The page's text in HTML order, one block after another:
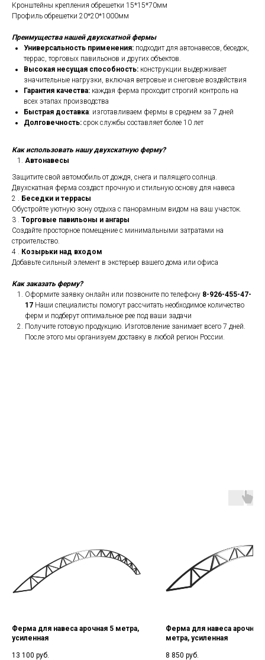
Кронштейны крепления обрешетки 15*15*70мм
Профиль обрешетки 20*20*1000мм
Преимущества нашей двухскатной фермы
Универсальность применения: подходит для автонавесов, беседок,
террас, торговых павильонов и других объектов.
Высокая несущая способность: конструкции выдерживает
значительные нагрузки, включая ветровые и снеговые воздействия
Гарантия качества: каждая ферма проходит строгий контроль на
всех этапах производства
Быстрая доставка: изготавливаем фермы в среднем за 7 дней
Долговечность: срок службы составляет более 10 лет
Как использовать нашу двухскатную ферму?
Автонавесы
Защитите свой автомобиль от дождя, снега и палящего солнца.
Двухскатная ферма создаст прочную и стильную основу для навеса
2 . Беседки и террасы
Обустройте уютную зону отдыха с панорамным видом на ваш участок.
3 . Торговые павильоны и ангары
Создайте просторное помещение с минимальными затратами на
строительство.
4 . Козырьки над входом
Добавьте сильный элемент в экстерьер вашего дома или офиса
Как заказать ферму?
Оформите заявку онлайн или позвоните по телефону 8-926-455-47-
17 Наши специалисты помогут рассчитать необходимое количество
ферм и подберут оптимальное рее под ваши задачи
Получите готовую продукцию. Изготовление занимает всего 7 дней.
После этого мы организуем доставку в любой регион России.
Ферма для навеса арочная 5 метра,
усиленная
13 100 руб.
Ферма для навеса арочная
метра, усиленная
8 850 руб.